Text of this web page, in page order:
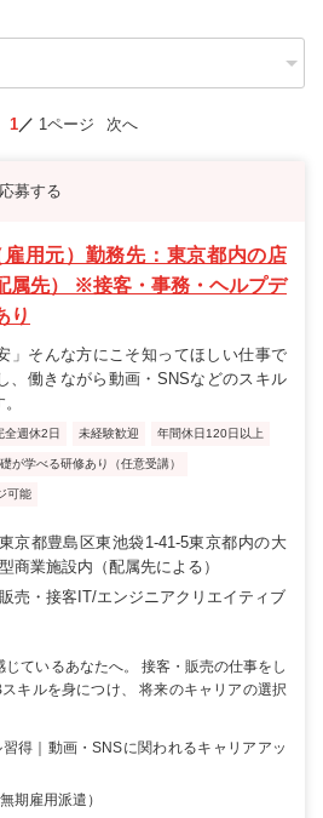
1 1ページ 次へ
募する
用元）勤務先：東京都内の店
属先） ※接客・事務・ヘルプデ
り
」そんな方にこそ知ってほしい仕事で
、働きながら動画・SNSなどのスキル
全週休2日 未経験歓迎 年間休日120日以上
が学べる研修あり（任意受講）
可能
東京都豊島区東池袋1-41-5東京都内の大
型商業施設内（配属先による）
販売・接客 IT/エンジニアクリエイティブ
じているあなたへ。 接客・販売の仕事をし
キルを身につけ、 将来のキャリアの選択
得｜動画・SNSに関われるキャリアアッ
期雇用派遣）